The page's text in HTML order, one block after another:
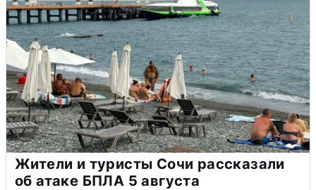
Жители и туристы Сочи рассказали
об атаке БПЛА 5 августа